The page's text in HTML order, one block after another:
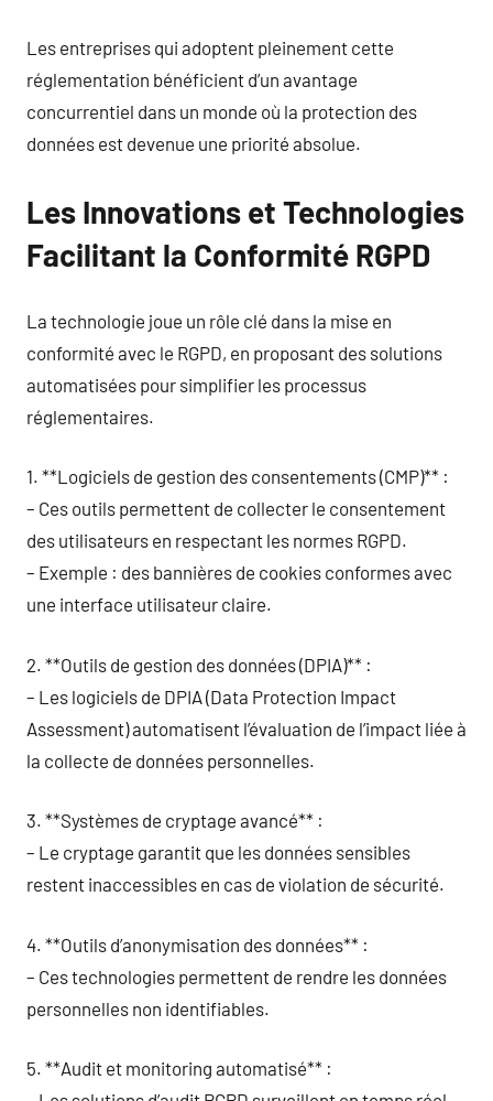
Les entreprises qui adoptent pleinement cette
réglementation bénéficient d’un avantage
concurrentiel dans un monde où la protection des
données est devenue une priorité absolue.
Les Innovations et Technologies
Facilitant la Conformité RGPD
La technologie joue un rôle clé dans la mise en
conformité avec le RGPD, en proposant des solutions
automatisées pour simplifier les processus
réglementaires.
1. **Logiciels de gestion des consentements (CMP)** :
– Ces outils permettent de collecter le consentement
des utilisateurs en respectant les normes RGPD.
– Exemple : des bannières de cookies conformes avec
une interface utilisateur claire.
2. **Outils de gestion des données (DPIA)** :
– Les logiciels de DPIA (Data Protection Impact
Assessment) automatisent l’évaluation de l’impact liée à
la collecte de données personnelles.
3. **Systèmes de cryptage avancé** :
– Le cryptage garantit que les données sensibles
restent inaccessibles en cas de violation de sécurité.
4. **Outils d’anonymisation des données** :
– Ces technologies permettent de rendre les données
personnelles non identifiables.
5. **Audit et monitoring automatisé** :